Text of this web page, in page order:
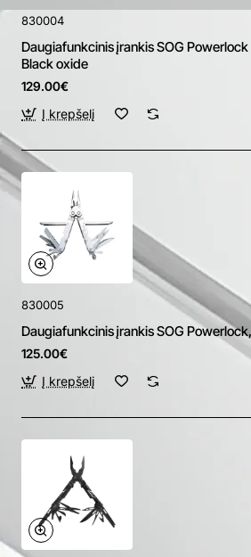
830004
Daugiafunkcinis įrankis SOG
Black oxide
129.00€
Į krepšelį
830005
Daugiafunkcinis įrankis SOG
125.00€
Į krepšelį